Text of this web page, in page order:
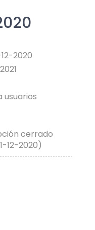
2020
usuarios
cerrado
12-2020)